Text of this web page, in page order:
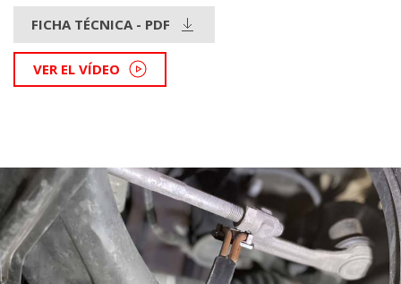
FICHA TÉCNICA - PDF
VER EL VÍDEO